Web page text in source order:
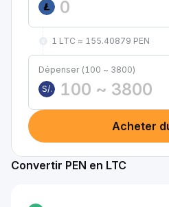
1 LTC ≈ 155.40879 PEN
Dépenser (100 ~ 3800)
S/.
Acheter
Convertir PEN en LTC